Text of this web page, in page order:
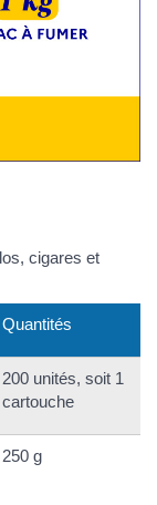
cigares et
Quantités
200 unités, soit 1
cartouche
250 g